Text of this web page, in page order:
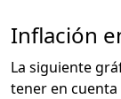
Inflación
La siguiente
tener en cuenta